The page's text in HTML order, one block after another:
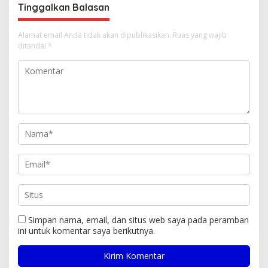
Tinggalkan Balasan
Alamat email Anda tidak akan dipublikasikan. Ruas yang wajib
ditandai *
Simpan nama, email, dan situs web saya pada peramban
ini untuk komentar saya berikutnya.